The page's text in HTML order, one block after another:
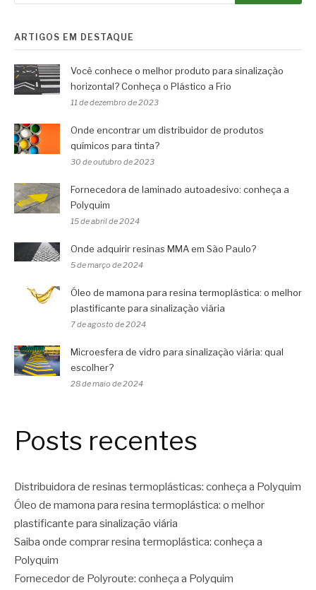
ARTIGOS EM DESTAQUE
Você conhece o melhor produto para sinalização
horizontal? Conheça o Plástico a Frio
11 de dezembro de 2023
Onde encontrar um distribuidor de produtos
químicos para tinta?
30 de outubro de 2023
Fornecedora de laminado autoadesivo: conheça a
Polyquim
15 de abril de 2024
Onde adquirir resinas MMA em São Paulo?
5 de março de 2024
Óleo de mamona para resina termoplástica: o melhor
plastificante para sinalização viária
7 de agosto de 2024
Microesfera de vidro para sinalização viária: qual
escolher?
28 de maio de 2024
Posts recentes
Distribuidora de resinas termoplásticas: conheça a Polyquim
Óleo de mamona para resina termoplástica: o melhor
plastificante para sinalização viária
Saiba onde comprar resina termoplástica: conheça a
Polyquim
Fornecedor de Polyroute: conheça a Polyquim